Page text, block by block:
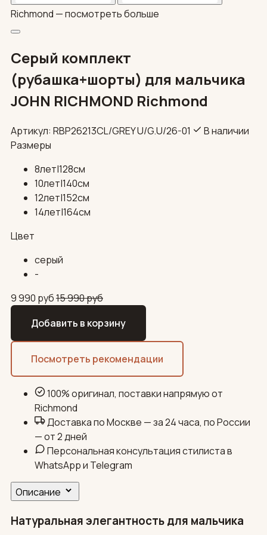
Richmond —посмотреть больше
Серый комплект
(рубашка+шорты) для мальчика
JOHN RICHMOND Richmond
Артикул: RBP26213CL/GREY U/G.U/26-01
В наличии
Размеры
8лет|128см
10лет|140см
12лет|152см
14лет|164см
Цвет
серый
-
9 990 руб15 990руб
Добавить в корзину
Посмотреть рекомендации
100% оригинал, поставки напрямую от
Richmond
Доставка по Москве — за 24 часа, по России
— от 2 дней
Персональная консультация стилиста в
WhatsApp и Telegram
Описание
Натуральная элегантность для мальчика